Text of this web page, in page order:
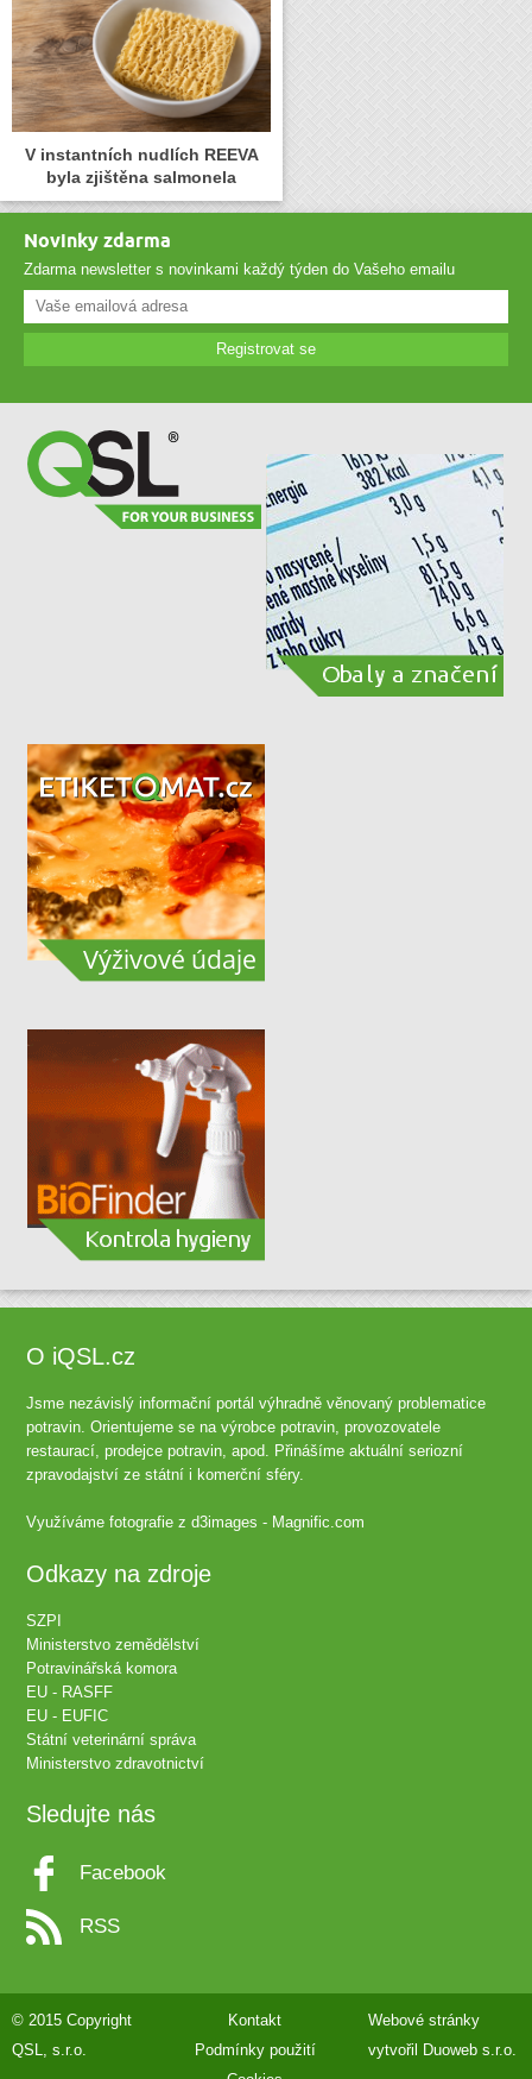
V instantních nudlích REEVA
byla zjištěna salmonela
Novinky zdarma
Zdarma newsletter s novinkami každý týden do Vašeho emailu
Registrovat se
O iQSL.cz
Jsme nezávislý informační portál výhradně věnovaný problematice
potravin. Orientujeme se na výrobce potravin, provozovatele
restaurací, prodejce potravin, apod. Přinášíme aktuální seriozní
zpravodajství ze státní i komerční sféry.
Využíváme fotografie zd3images - Magnific.com
Odkazy na zdroje
SZPI
Ministerstvo zemědělství
Potravinářská komora
EU - RASFF
EU - EUFIC
Státní veterinární správa
Ministerstvo zdravotnictví
Sledujte nás
Facebook
RSS
© 2015 Copyright
QSL, s.r.o.
Kontakt
Podmínky použití
Webové stránky
vytvořil
Duoweb s.r.o.